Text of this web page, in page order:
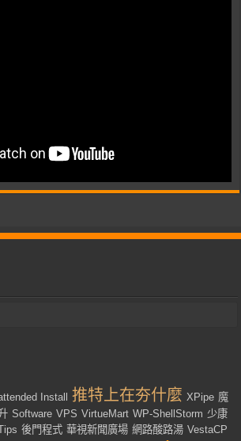
Install 推特上在夯什麼 XPipe 魔
Software VPS VirtueMart WP-ShellStorm 少康
後門程式 華視新聞廣場 網路酸路湯 VestaCP